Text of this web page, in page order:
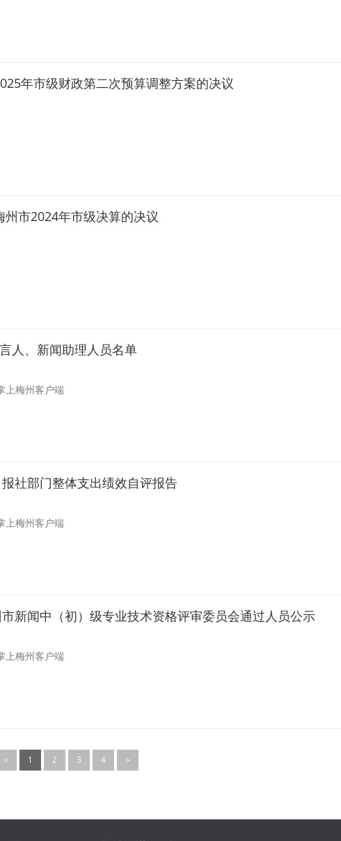
年市级财政第二次预算调整方案的决议
市2024年市级决算的决议
人、新闻助理人员名单
上梅州客户端
社部门整体支出绩效自评报告
上梅州客户端
新闻中（初）级专业技术资格评审委员会通过人员公示
上梅州客户端
< 1 2 3 4 >